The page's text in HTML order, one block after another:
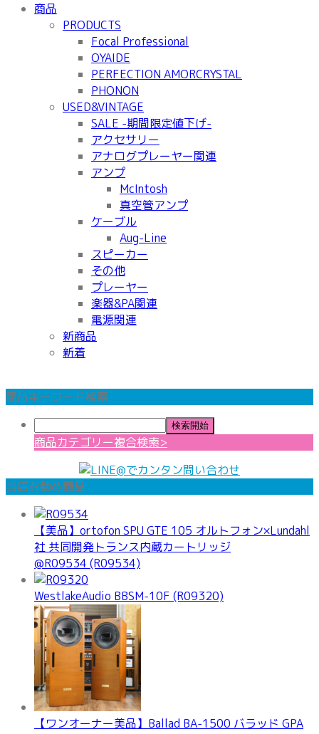
商品
PRODUCTS
Focal Professional
OYAIDE
PERFECTION AMORCRYSTAL
PHONON
USED&VINTAGE
SALE -期間限定値下げ-
アクセサリー
アナログプレーヤー関連
アンプ
McIntosh
真空管アンプ
ケーブル
Aug-Line
スピーカー
その他
プレーヤー
楽器&PA関連
電源関連
新商品
新着
商品キーワード検索
商品カテゴリー複合検索>
当店お勧め商品
【美品】ortofon SPU GTE 105 オルトフォン×Lundahl
社 共同開発トランス内蔵カートリッジ
@R09534 (R09534)
WestlakeAudio BBSM-10F (R09320)
【ワンオーナー美品】Ballad BA-1500 バラッド GPA